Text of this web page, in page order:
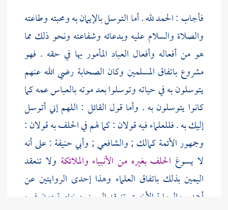
فأجاب : الحمد لله . أما التوسل بالإيمان به ومحبته وطاعته
والصلاة والسلام عليه وبدعائه وشفاعته ونحو ذلك مما
هو من أفعاله وأفعال العباد المأمور بها في حقه . فهو
مشروع باتفاق المسلمين وكان الصحابة رضي الله عنهم
يتوسلون به في حياته وتوسلوا بعد موتهبالعباسعمه كما
كانوا يتوسلون به . وأما قول القائل : اللهم إني أتوسل
إليك به . فللعلماء فيه قولان : كما لهم في الحلف به قولان :
وجمهور الأئمةكمالك;والشافعي; وأبي حنيفة : على أنه
لا يسوغ الحلف بغيره من الأنبياء والملائكة ولا تنعقد
اليمين بذلك باتفاق العلماء وهذا إحدى الروايتين عن
أحمد ، والرواية الأخرى تنعقد اليمين به خاصة دون غيره